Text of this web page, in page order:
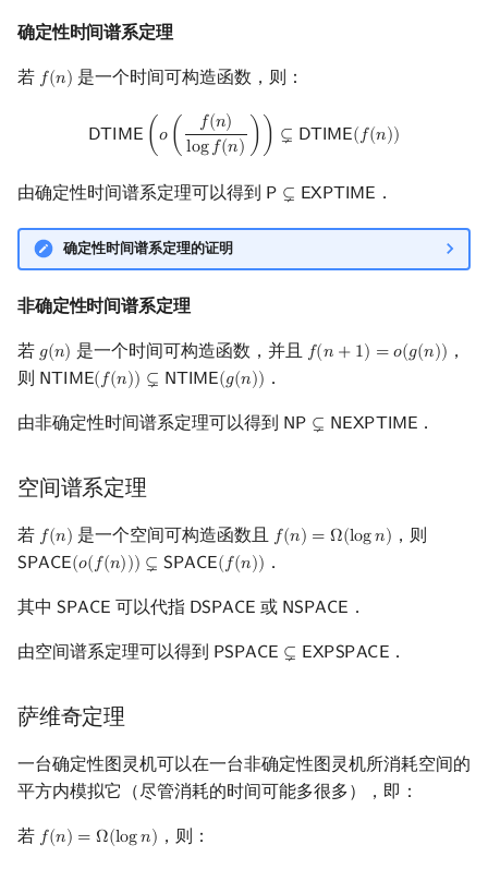
确定性时间谱系定理
若 𝑓(𝑛)
f(n) 是一个时间可构造函数，则：
𝖣𝖳 𝖨𝖬𝖤 ( 𝑜 ( 𝑓(𝑛)
log𝑓(𝑛) ) ) ⊊ 𝖣𝖳 𝖨𝖬𝖤(𝑓(𝑛))
DTIME o( n)log n) )) DTIME (f(n )
由确定性时间谱系定理可以得到 𝖯 ⊊ 𝖤𝖷𝖯𝖳 𝖨𝖬𝖤
P⊊EXPTIME ．
确定性时间谱系定理的证明
非确定性时间谱系定理
若 𝑔(𝑛)
g(n) 是一个时间可构造函数，并且 𝑓(𝑛 + 1) = 𝑜(𝑔(𝑛))
f(n+ 1)=o( g(n))
，
则 𝖭 𝖳 𝖨𝖬𝖤(𝑓(𝑛)) ⊊ 𝖭 𝖳 𝖨𝖬𝖤(𝑔(𝑛))
NTIME(f(n))⊊ NTIME (g(n)) ．
由非确定性时间谱系定理可以得到 𝖭𝖯 ⊊ 𝖭𝖤𝖷𝖯 𝖳 𝖨𝖬𝖤
NP⊊NEXPTIME ．
空间谱系定理
若 𝑓(𝑛)
f(n) 是一个空间可构造函数且 𝑓(𝑛) = Ω(log𝑛)
f(n)= Ω( logn) ，则
𝖲𝖯𝖠𝖢𝖤(𝑜(𝑓(𝑛))) ⊊ 𝖲𝖯𝖠𝖢𝖤(𝑓(𝑛))
SPACE(o(f(n)))⊊SPACE(f(n)) ．
其中 𝖲𝖯𝖠𝖢𝖤
SPACE 可以代指 𝖣𝖲𝖯𝖠𝖢𝖤
DSPACE 或 𝖭𝖲𝖯𝖠𝖢𝖤
NSPACE ．
由空间谱系定理可以得到 𝖯𝖲𝖯𝖠𝖢𝖤 ⊊ 𝖤𝖷𝖯𝖲𝖯𝖠𝖢𝖤
PSPACE⊊EXPSPACE ．
萨维奇定理
一台确定性图灵机可以在一台非确定性图灵机所消耗空间的
平方内模拟它（尽管消耗的时间可能多很多），即：
若 𝑓(𝑛) = Ω(log𝑛)
f(n)= Ω( logn) ，则：